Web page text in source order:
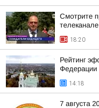
Смотрите
18:20
Рейтинг
Федерации
14:18
7 августа